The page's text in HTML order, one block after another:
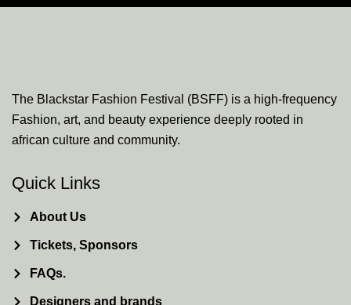
-
f
m
The Blackstar Fashion Festival (BSFF) is a high-frequency
Fashion, art, and beauty experience deeply rooted in
african culture and community.
Quick Links
About Us
Tickets, Sponsors
FAQs.
Designers and brands